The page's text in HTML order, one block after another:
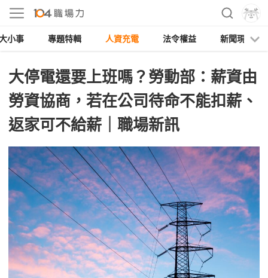
小事 專題特輯 人資充電 法令權益 新聞現場
大停電還要上班嗎？勞動部：薪資由
勞資協商，若在公司待命不能扣薪、
返家可不給薪｜職場新訊